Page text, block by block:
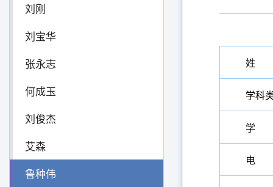
刘刚
刘宝华
张永志
何成玉
刘俊杰
艾森
鲁种伟
姓
学科
学
电